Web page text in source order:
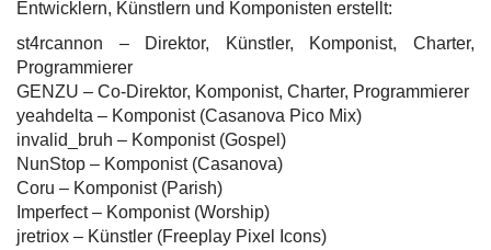
Entwicklern, Künstlern und Komponisten erstellt:
st4rcannon – Direktor, Künstler, Komponist, Charter,
Programmierer
GENZU – Co-Direktor, Komponist, Charter, Programmierer
yeahdelta – Komponist (Casanova Pico Mix)
invalid_bruh – Komponist (Gospel)
NunStop – Komponist (Casanova)
Coru – Komponist (Parish)
Imperfect – Komponist (Worship)
jretriox – Künstler (Freeplay Pixel Icons)